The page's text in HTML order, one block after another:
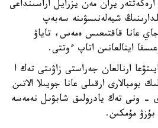
يران مەن يزرايل اراسىنداعى
شيەلەنىسۋىنە سەبەپ
عانا قاقتىعىس ەمەس، تاياۋ
اينالعانىن اتاپ ءوتتى.
ارنالعان جەراستى زاۋىتى تەك ا
ارقىلى عانا جويىلا الاتىن
- ونى تەك يادرولىق شابۋىل نەمەسە
مۇمكىن.